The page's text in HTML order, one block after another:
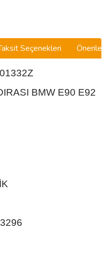
Seçenekleri
BMW E90 E92